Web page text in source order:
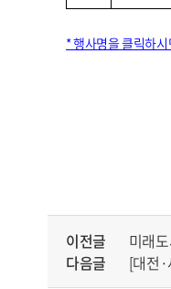
* 행사명을 클릭하
이전글
미래
다음글
[대전